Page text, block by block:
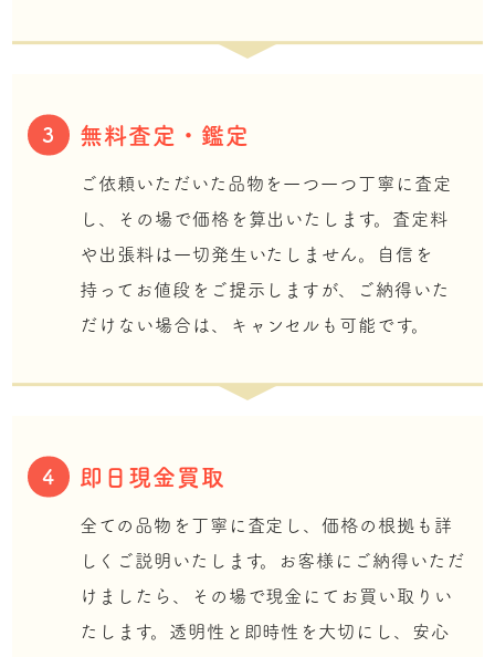
3 無料査定・鑑定
ご依頼いただいた品物を一つ一つ丁寧に査定
し、その場で価格を算出いたします。査定料
や出張料は一切発生いたしません。自信を
持ってお値段をご提示しますが、ご納得いた
だけない場合は、キャンセルも可能です。
4 即日現金買取
全ての品物を丁寧に査定し、価格の根拠も詳
しくご説明いたします。お客様にご納得いただ
けましたら、その場で現金にてお買い取りい
たします。透明性と即時性を大切にし、安心